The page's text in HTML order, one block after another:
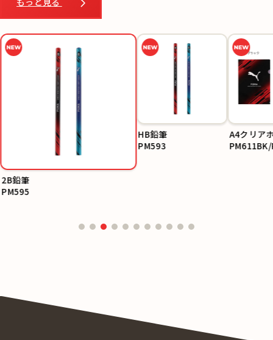
2B鉛筆
PM595
HB鉛筆
PM593
A4クリア